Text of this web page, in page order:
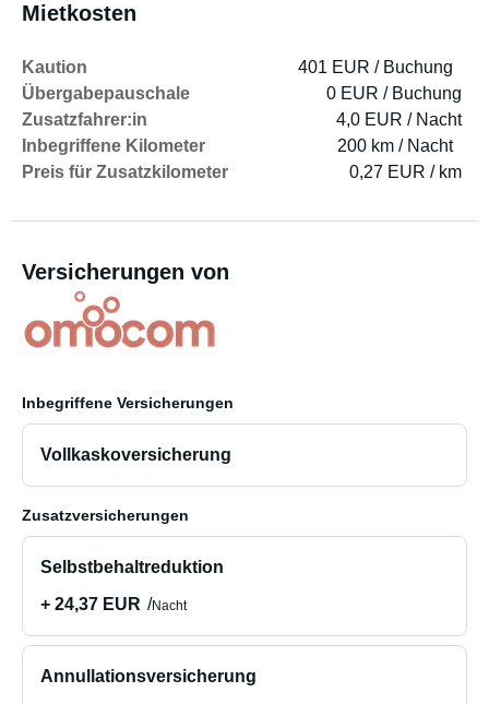
Mietkosten
Kaution
401 EUR / Buchung
Übergabepauschale
0 EUR / Buchung
Zusatzfahrer:in
4,0 EUR / Nacht
Inbegriffene Kilometer
200 km / Nacht
Preis für Zusatzkilometer
0,27 EUR / km
Versicherungen von
Inbegriffene Versicherungen
Vollkaskoversicherung
Zusatzversicherungen
Selbstbehaltreduktion
+ 24,37 EUR
Nacht
Annullationsversicherung